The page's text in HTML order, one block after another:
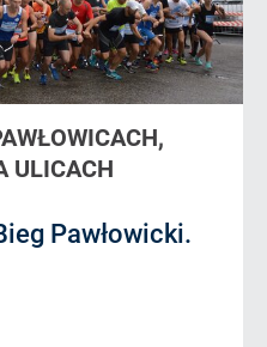
ULICACH
Pawłowicki.